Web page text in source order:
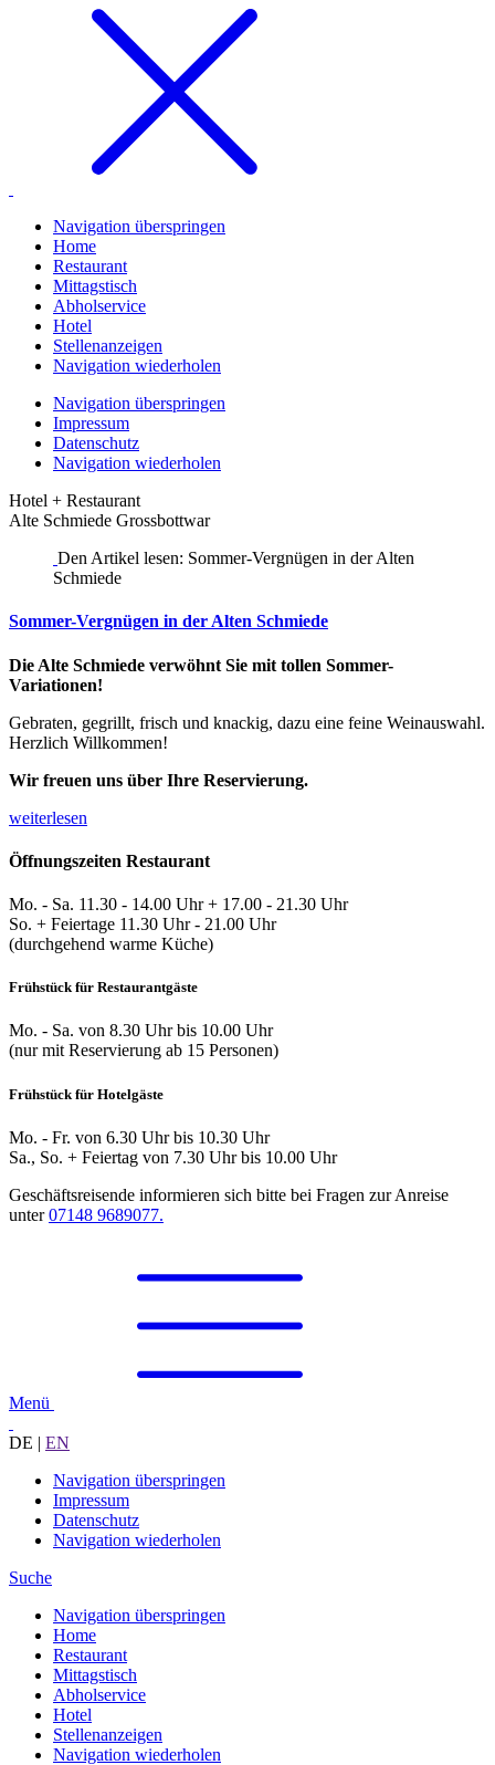
Navigation überspringen
Home
Restaurant
Mittagstisch
Abholservice
Hotel
Stellenanzeigen
Navigation wiederholen
Navigation überspringen
Impressum
Datenschutz
Navigation wiederholen
Hotel + Restaurant
Alte Schmiede Grossbottwar
Den Artikel lesen: Sommer-Vergnügen in der Alten
Schmiede
Sommer-Vergnügen in der Alten Schmiede
Die Alte Schmiede verwöhnt Sie mit tollen Sommer-
Variationen!
Gebraten, gegrillt, frisch und knackig, dazu eine feine Weinauswahl.
Herzlich Willkommen!
Wir freuen uns über Ihre Reservierung.
weiterlesen
Öffnungszeiten Restaurant
Mo. - Sa. 11.30 - 14.00 Uhr + 17.00 - 21.30 Uhr
So. + Feiertage 11.30 Uhr - 21.00 Uhr
(durchgehend warme Küche)
Frühstück für Restaurantgäste
Mo. - Sa. von 8.30 Uhr bis 10.00 Uhr
(nur mit Reservierung ab 15 Personen)
Frühstück für Hotelgäste
Mo. - Fr. von 6.30 Uhr bis 10.30 Uhr
Sa., So. + Feiertag von 7.30 Uhr bis 10.00 Uhr
Geschäftsreisende informieren sich bitte bei Fragen zur Anreise
unter07148 9689077.
Menü
DE | EN
Navigation überspringen
Impressum
Datenschutz
Navigation wiederholen
Suche
Navigation überspringen
Home
Restaurant
Mittagstisch
Abholservice
Hotel
Stellenanzeigen
Navigation wiederholen